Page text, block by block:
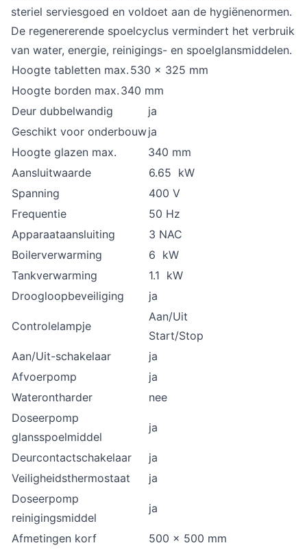
steriel serviesgoed en voldoet aan de hygiënenormen.
De regenererende spoelcyclus vermindert het verbruik
van water, energie, reinigings- en spoelglansmiddelen.
Hoogte tabletten max. 530 x 325 mm
Hoogte borden max. 340 mm
Deur dubbelwandig
ja
Geschikt voor onderbouwja
Hoogte glazen max.
340 mm
Aansluitwaarde
6.65 kW
Spanning
400 V
Frequentie
50 Hz
Apparaataansluiting
3 NAC
Boilerverwarming
6 kW
Tankverwarming
1.1 kW
Droogloopbeveiliging
ja
Controlelampje
Aan/Uit
Start/Stop
Aan/Uit-schakelaar
ja
Afvoerpomp
ja
Waterontharder
nee
Doseerpomp
glansspoelmiddel
ja
Deurcontactschakelaar
ja
Veiligheidsthermostaat
ja
Doseerpomp
reinigingsmiddel
ja
Afmetingen korf
500 x 500 mm